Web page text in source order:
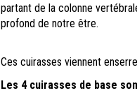
partant de la colonne
profond de notre être.
Ces cuirasses viennent
Les 4 cuirasses de base